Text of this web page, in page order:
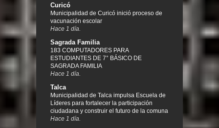
Curicó
Municipalidad de Curicó inició proceso de
vacunación escolar
Hace 1 día.
Sagrada Familia
183 COMPUTADORES PARA
ESTUDIANTES DE 7° BÁSICO DE
SAGRADA FAMILIA
Hace 1 día.
Talca
Municipalidad de Talca impulsa Escuela de
Líderes para fortalecer la participación
ciudadana y construir el futuro de la comuna
Hace 1 día.